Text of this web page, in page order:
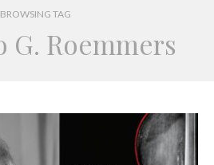
BROWSING TAG
G. Roemmers